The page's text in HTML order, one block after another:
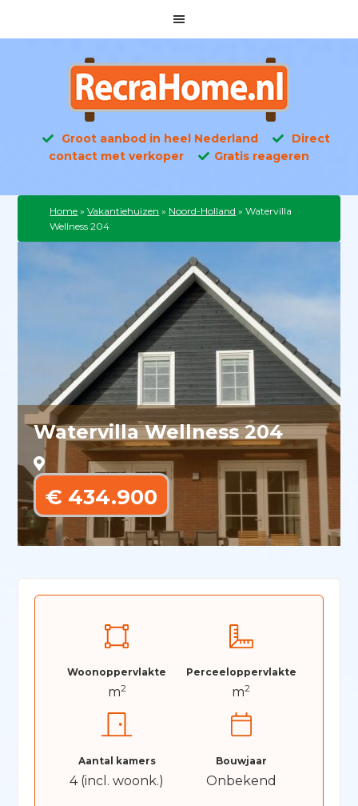
Groot aanbod in heel Nederland
Direct
contact met verkoper
Gratis reageren
Home »Vakantiehuizen » Noord-Holland »Watervilla
Wellness 204
Watervilla Wellness 204
€ 434.900
Woonoppervlakte
m2
Perceeloppervlakte
m2
Aantal kamers
4 (incl. woonk.)
Bouwjaar
Onbekend